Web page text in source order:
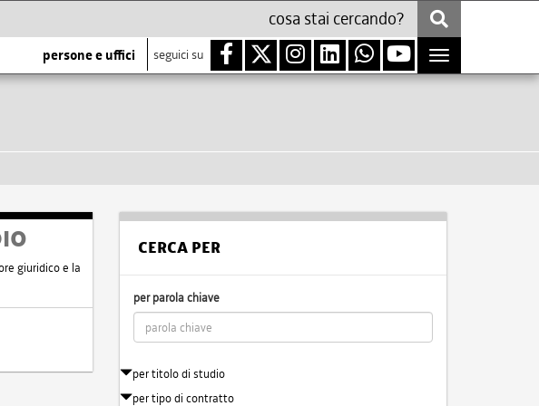
persone e uffici seguici su
Toggle
navigation
giuridico e la
CERCA PER
per parola chiave
per titolo di studio
per tipo di contratto